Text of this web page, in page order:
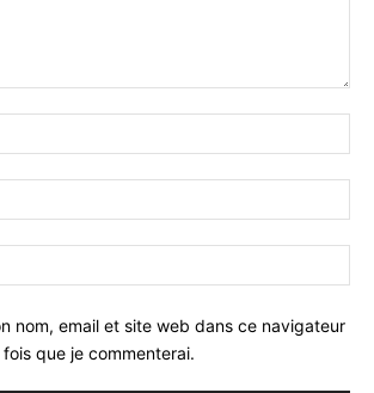
nom, email et site web dans ce navigateur
que je commenterai.